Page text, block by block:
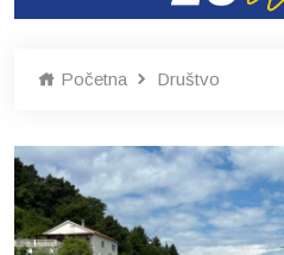
Početna Društvo